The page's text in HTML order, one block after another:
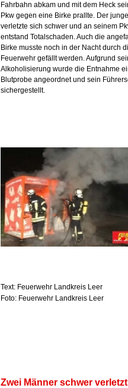
Fahrbahn abkam und mit dem Heck
Pkw gegen eine Birke prallte. Der
verletzte sich schwer und an seinem
entstand Totalschaden. Auch die
Birke musste noch in der Nacht durch
Feuerwehr gefällt werden. Aufgrund
Alkoholisierung wurde die Entnahme
Blutprobe angeordnet und sein
sichergestellt.
Text: Feuerwehr Landkreis Leer
Foto: Feuerwehr Landkreis Leer
Zwei Männer schwer verletzt